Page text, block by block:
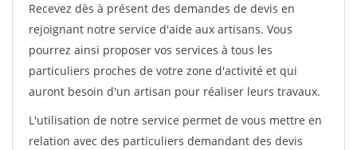
Recevez dès à présent des demandes de devis en
rejoignant notre service d'aide aux artisans. Vous
pourrez ainsi proposer vos services à tous les
particuliers proches de votre zone d'activité et qui
auront besoin d'un artisan pour réaliser leurs travaux.
L'utilisation de notre service permet de vous mettre en
relation avec des particuliers demandant des devis